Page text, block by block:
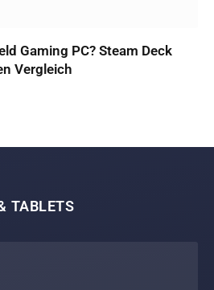
Gaming PC? Steam Deck
Vergleich
TABLETS